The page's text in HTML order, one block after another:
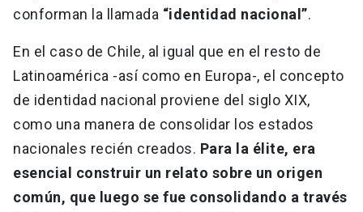
conforman la llamada “identidad nacional”.
En el caso de Chile, al igual que en el resto de
Latinoamérica -así como en Europa-, el concepto
de identidad nacional proviene del siglo XIX,
como una manera de consolidar los estados
nacionales recién creados. Para la élite, era
esencial construir un relato sobre un origen
común, que luego se fue consolidando a través